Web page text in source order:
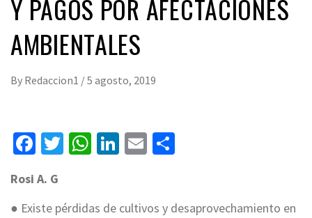
Y PAGOS POR AFECTACIONES
AMBIENTALES
By Redaccion1 /5 agosto, 2019
Facebook
Twitter
WhatsApp
LinkedIn
Email
Rosi A. G
● Existe pérdidas de cultivos y desaprovechamiento en